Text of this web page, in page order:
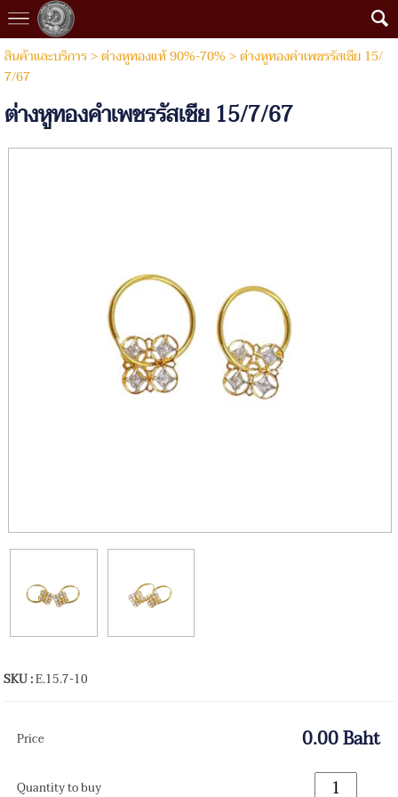
สินค้าและบริการ>ต่างหูทองแท้ 90%-70% > ต่างหูทองคำเพชรรัสเชีย 15/
7/67
ต่างหูทองคำเพชรรัสเชีย 15/7/67
SKU :E.15.7-10
Price 0.00 Baht
Quantity to buy